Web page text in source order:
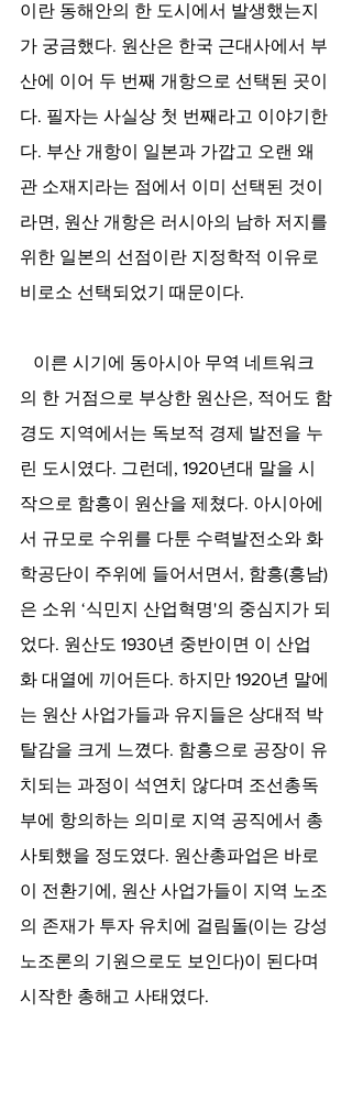
이란 동해안의 한 도시에서 발생했는지
가 궁금했다. 원산은 한국 근대사에서 부
산에 이어 두 번째 개항으로 선택된 곳이
다. 필자는 사실상 첫 번째라고 이야기한
다. 부산 개항이 일본과 가깝고 오랜 왜
관 소재지라는 점에서 이미 선택된 것이
라면, 원산 개항은 러시아의 남하 저지를
위한 일본의 선점이란 지정학적 이유로
비로소 선택되었기 때문이다.
의 한 거점으로 부상한 원산은, 적어도 함
경도 지역에서는 독보적 경제 발전을 누
린 도시였다. 그런데, 1920년대 말을 시
작으로 함흥이 원산을 제쳤다. 아시아에
서 규모로 수위를 다툰 수력발전소와 화
학공단이 주위에 들어서면서, 함흥(흥남)
은 소위 ‘식민지 산업혁명'의 중심지가 되
었다. 원산도 1930년 중반이면 이 산업
화 대열에 끼어든다. 하지만 1920년 말에
는 원산 사업가들과 유지들은 상대적 박
탈감을 크게 느꼈다. 함흥으로 공장이 유
치되는 과정이 석연치 않다며 조선총독
부에 항의하는 의미로 지역 공직에서 총
사퇴했을 정도였다. 원산총파업은 바로
이 전환기에, 원산 사업가들이 지역 노조
의 존재가 투자 유치에 걸림돌(이는 강성
노조론의 기원으로도 보인다)이 된다며
시작한 총해고 사태였다.